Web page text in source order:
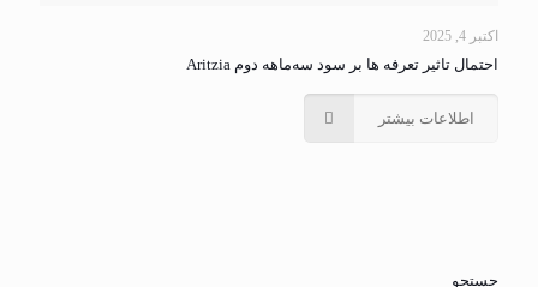
اکتبر 4, 2025
احتمال تاثیر تعرفه ها بر سود سه‌ماهه دوم Aritzia
اطلاعات بیشتر
جستجو